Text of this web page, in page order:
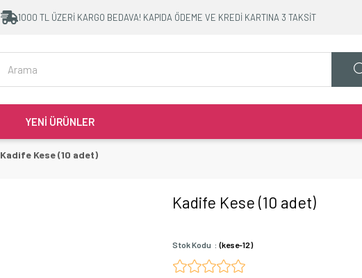
1000 TL ÜZERİ KARGO BEDAVA! KAPIDA ÖDEME VE KREDİ KARTINA 3 TAKSİT
YENİ ÜRÜNLER
Kadife Kese (10 adet)
Kadife Kese (10 adet)
Stok Kodu (kese-12)